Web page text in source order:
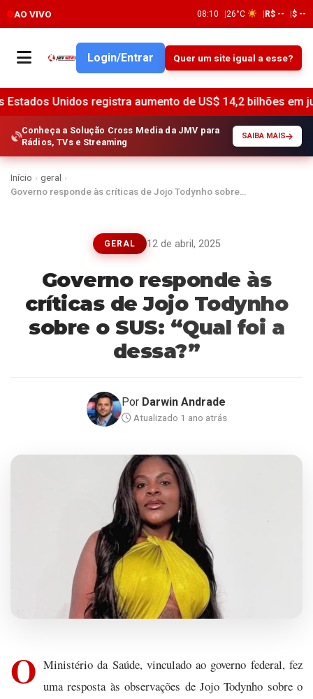
AO VIVO 08:10 26°C R$ -- $ --
Login/Entrar Quer um site igual a esse?
aumento de US$ 14,2 bilhões em junho, indica o
Conheça a Solução Cross Media da JMV para
Rádios, TVs e Streaming
SAIBA MAIS
Início › geral ›
Governo responde às críticas de Jojo Todynho sobre…
GERAL 12 de abril, 2025
Governo responde às
críticas de Jojo Todynho
sobre o SUS: “Qual foi a
dessa?”
Por Darwin Andrade
Atualizado 1 ano atrás
O Ministério da Saúde, vinculado ao governo federal, fez
uma resposta às observações de Jojo Todynho sobre o